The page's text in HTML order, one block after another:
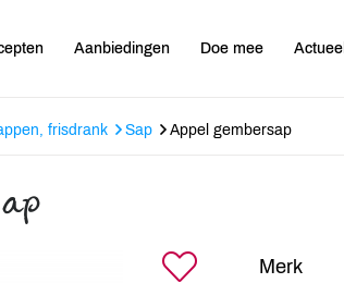
Aanbiedingen Doe mee Actueel
frisdrank Sap Appel gembersap
Merk